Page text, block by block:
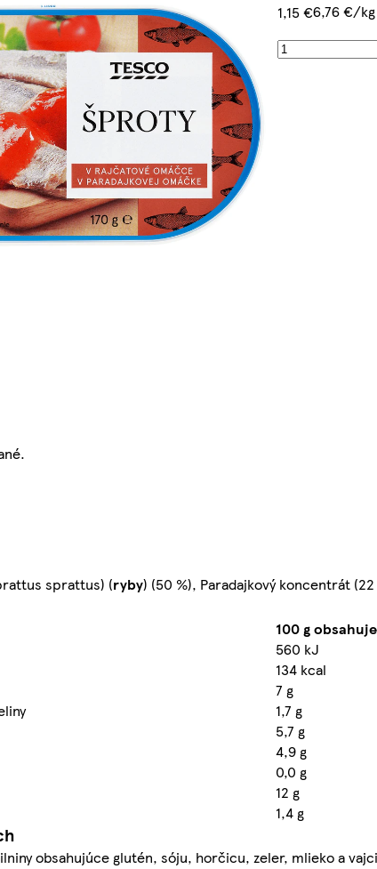
1,15 €6,76 €/kg
sprattus) (ryby) (50 %), Paradajkový koncentrát
100 g obsahuje
560 kJ
134 kcal
7 g
1,7 g
5,7 g
4,9 g
0,0 g
12 g
1,4 g
obsahujúce glutén, sóju, horčicu, zeler, mlieko a